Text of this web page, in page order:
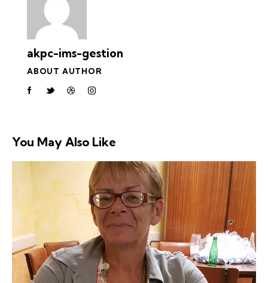
akpc-ims-gestion
ABOUT AUTHOR
You May Also Like